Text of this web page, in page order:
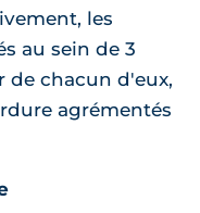
les
au sein de 3
de chacun d'eux,
agrémentés